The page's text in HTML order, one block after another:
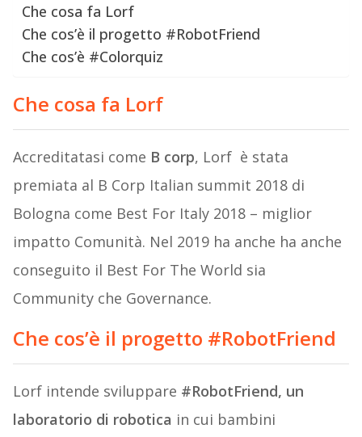
Che cosa fa Lorf
Che cos’è il progetto #RobotFriend
Che cos’è #Colorquiz
Che cosa fa Lorf
Accreditatasi come B corp, Lorf è stata
premiata al B Corp Italian summit 2018 di
Bologna come Best For Italy 2018 – miglior
impatto Comunità. Nel 2019 ha anche ha anche
conseguito il Best For The World sia
Community che Governance.
Che cos’è il progetto #RobotFriend
Lorf intende sviluppare #RobotFriend, un
laboratorio di robotica in cui bambini